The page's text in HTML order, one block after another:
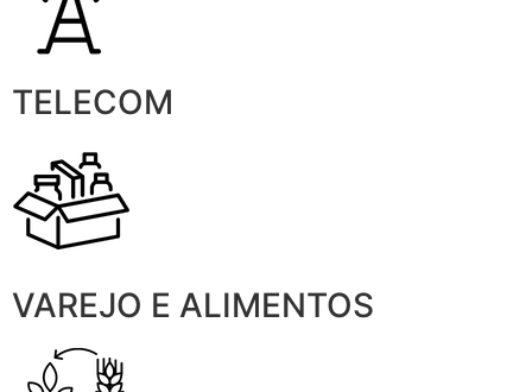
TELECOM
VAREJO E ALIMENTOS